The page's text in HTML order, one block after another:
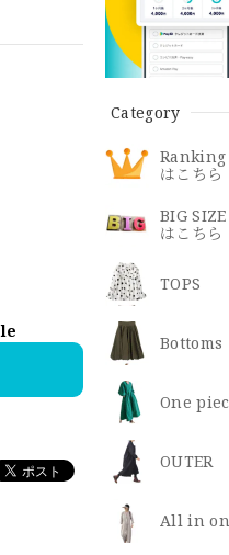
Category
Ranking
はこちら
BIG
はこちら
TOPS
Bottoms
One
OUTER
All in